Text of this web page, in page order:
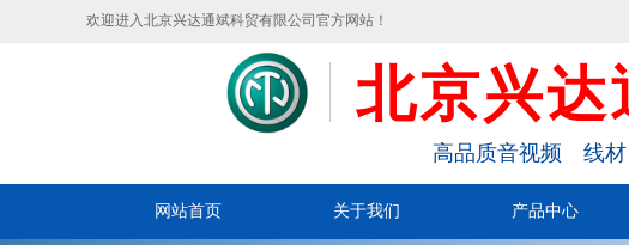
欢迎进入北京兴达通斌科贸有限公司官方网站！
北京兴达
高品质音视频 线材
网站首页 关于我们 产品中心